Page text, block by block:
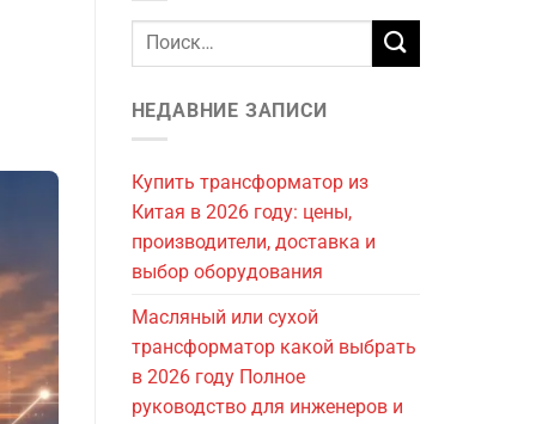
НЕДАВНИЕ ЗАПИСИ
Купить трансформатор из
Китая в 2026 году: цены,
производители, доставка и
выбор оборудования
Масляный или сухой
трансформатор какой выбрать
в 2026 году Полное
руководство для инженеров и